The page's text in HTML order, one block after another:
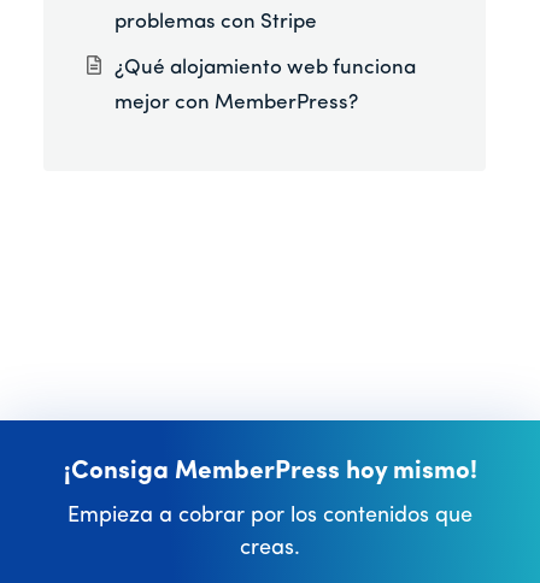
problemas con Stripe
¿Qué alojamiento web funciona
mejor con MemberPress?
¡Consiga MemberPress hoy mismo!
Empieza a cobrar por los contenidos que
creas.